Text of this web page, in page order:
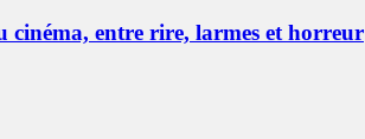
cinéma, entre rire, larmes et horreur